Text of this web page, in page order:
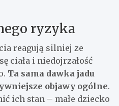
ryzyka
reagują silniej ze
ciała i niedojrzałość
Ta sama dawka jadu
objawy ogólne.
ich stan – małe dziecko